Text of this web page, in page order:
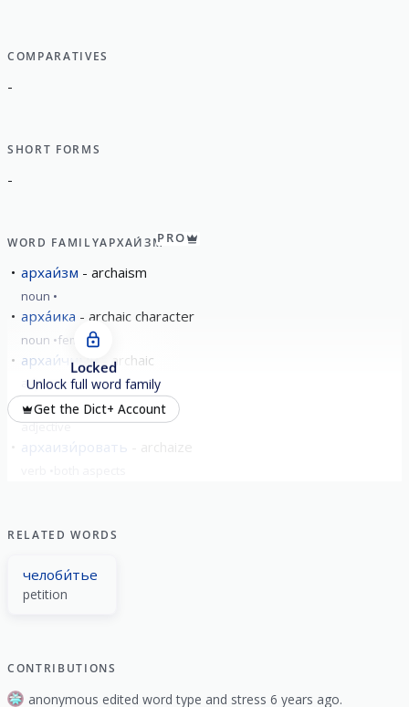
COMPARATIVES
-
SHORT FORMS
-
WORD FAMILYАРХАИ́ЗМPRO
архаи́зм archaism
noun
арха́ика archaic character
noun feminine
архаи́чный archaic
adjective
архаи́ческий archaic
adjective
архаизи́ровать
Locked
Unlock full word family
Get the Dict+ Account
RELATED WORDS
челоби́тье
petition
CONTRIBUTIONS
anonymous edited word type and stress 6 years ago.